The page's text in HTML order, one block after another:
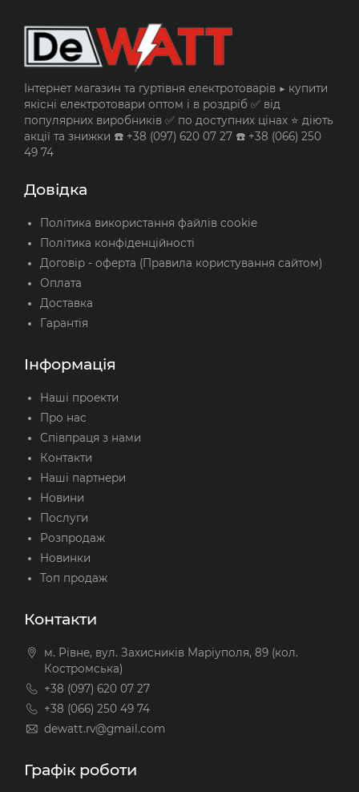
Інтернет магазин та гуртівня електротоварів ▶️ купити
якісні електротовари оптом і в роздріб ✅ від
популярних виробників ✅ по доступних цінах ⭐ діють
акції та знижки ☎️ +38 (097) 620 07 27 ☎️ +38 (066) 250
49 74
Довідка
Політика використання файлів cookie
Політика конфіденційності
Договір - оферта (Правила користування сайтом)
Оплата
Доставка
Гарантія
Інформація
Наші проекти
Про нас
Співпраця з нами
Контакти
Наші партнери
Новини
Послуги
Розпродаж
Новинки
Топ продаж
Контакти
м. Рівне, вул. Захисників Маріуполя, 89 (кол.
Костромська)
+38 (097) 620 07 27
+38 (066) 250 49 74
dewatt.rv@gmail.com
Графік роботи